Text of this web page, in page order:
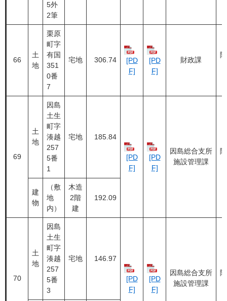
5外
2筆
66
土
地
栗原
町字
有国
351
0番
7
宅地 306.74
[PD
F]
[PD
F]
財政課
69
土
地
因島
土生
町字
湊越
257
5番
1
宅地 185.84
[PD
F]
[PD
F]
因島総合支所
施設管理課
建
物
（敷
地
内）
木造
2階
建
192.09
70
土
地
因島
土生
町字
湊越
257
5番
3
宅地 146.97
[PD
F]
[PD
F]
因島総合支所
施設管理課